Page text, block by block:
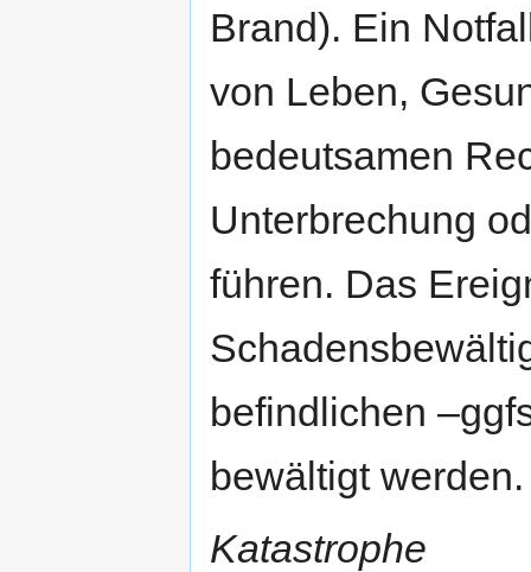
Brand). Ein
von Leben,
bedeutsamen
Unterbrechung
führen. Das
befindlichen
bewältigt werden.
Katastrophe